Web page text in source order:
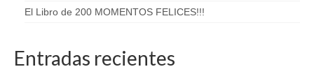
El Libro de 200 MOMENTOS FELICES!!!
Entradas recientes